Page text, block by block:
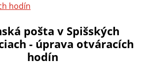
hodín
pošta v Spišských
- úprava otváracích
hodín